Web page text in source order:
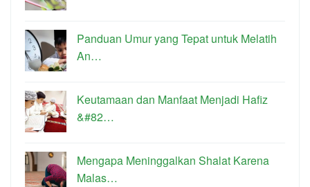
Panduan Umur yang Tepat untuk Melatih
An…
Keutamaan dan Manfaat Menjadi Hafiz
&#82…
Mengapa Meninggalkan Shalat Karena
Malas…